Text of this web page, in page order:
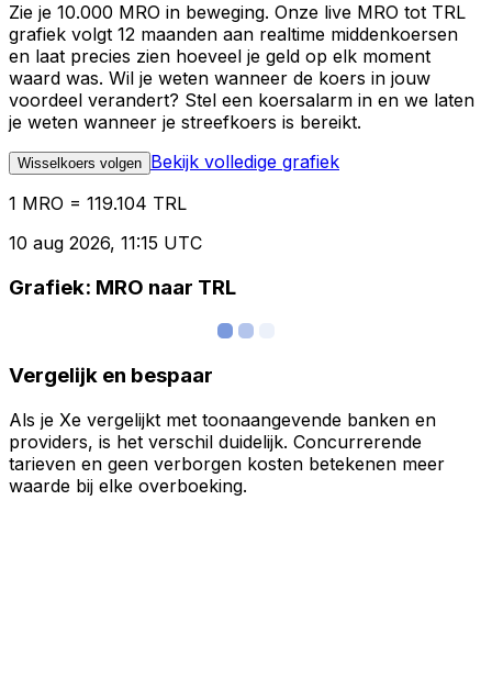
Zie je 10.000 MRO in beweging. Onze live MRO tot TRL
grafiek volgt 12 maanden aan realtime middenkoersen
en laat precies zien hoeveel je geld op elk moment
waard was. Wil je weten wanneer de koers in jouw
voordeel verandert? Stel een koersalarm in en we laten
je weten wanneer je streefkoers is bereikt.
Wisselkoers volgen Bekijk volledige grafiek
1 MRO = 119.104 TRL
10 aug 2026, 11:15 UTC
Grafiek: MRO naar TRL
Vergelijk en bespaar
Als je Xe vergelijkt met toonaangevende banken en
providers, is het verschil duidelijk. Concurrerende
tarieven en geen verborgen kosten betekenen meer
waarde bij elke overboeking.